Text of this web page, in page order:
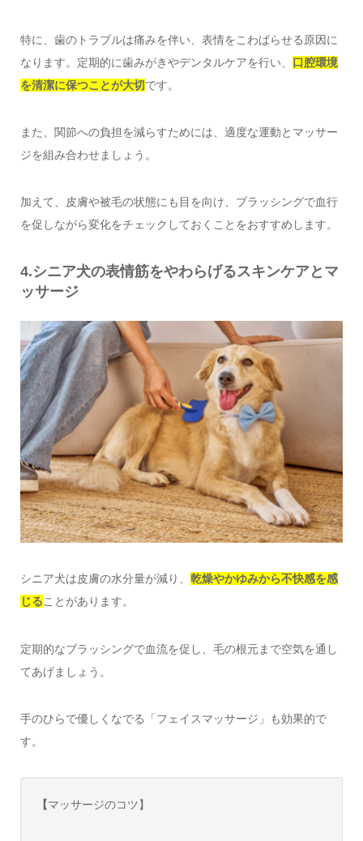
特に、歯のトラブルは痛みを伴い、表情をこわばらせる原因に
なります。定期的に歯みがきやデンタルケアを行い、 口腔環境
を清潔に保つことが大切です。
また、関節への負担を減らすためには、適度な運動とマッサー
ジを組み合わせましょう。
加えて、皮膚や被毛の状態にも目を向け、ブラッシングで血行
を促しながら変化をチェックしておくことをおすすめします。
4.シニア犬の表情筋をやわらげるスキンケアとマ
ッサージ
シニア犬は皮膚の水分量が減り、 乾燥やかゆみから不快感を感
じることがあります。
定期的なブラッシングで血流を促し、毛の根元まで空気を通し
てあげましょう。
手のひらで優しくなでる「フェイスマッサージ」も効果的で
す。
【マッサージのコツ】